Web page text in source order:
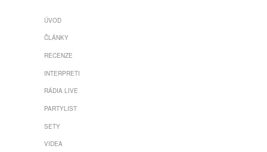
ÚVOD
ČLÁNKY
RECENZE
INTERPRETI
RÁDIA LIVE
PARTYLIST
SETY
VIDEA